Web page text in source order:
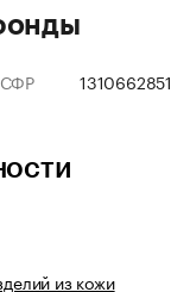
СФР 1310662851
из кожи